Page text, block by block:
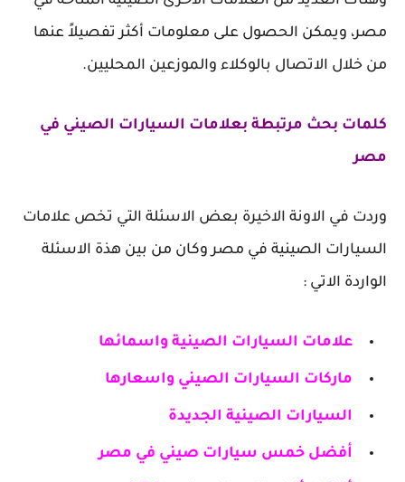
مصر، ويمكن الحصول على معلومات أكثر تفصيلاً عنها
من خلال الاتصال بالوكلاء والموزعين المحليين.
كلمات بحث مرتبطة بعلامات السيارات الصيني في
مصر
وردت في الاونة الاخيرة بعض الاسئلة التي تخص علامات
السيارات الصينية في مصر وكان من بين هذة الاسئلة
الواردة الاتي :
علامات السيارات الصينية واسمائها
ماركات السيارات الصيني واسعارها
السيارات الصينية الجديدة
أفضل خمس سيارات صيني في مصر